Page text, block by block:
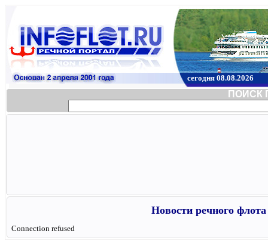
сегодня 08.08.2026
ПОИСК
Новости речного
Connection refused